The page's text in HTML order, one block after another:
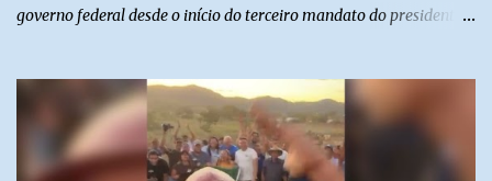
governo federal desde o início do terceiro mandato do presidente
públicos que participam dos encontros. Em duas oportunidades, a
lobista esteve no Palácio do Planalto e no gabinete do ministro do
Desenvolvimento Social, Wellington Dias, acompanhada do então
sócio de Lulinha. Os encontros não foram registrados nas agendas